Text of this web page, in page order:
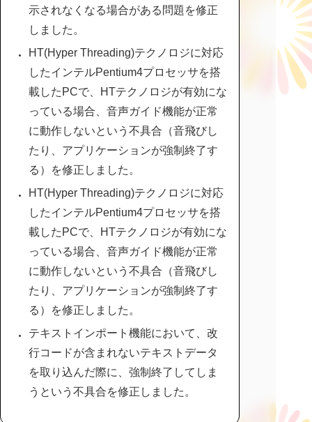
示されなくなる場合がある問題を修正
しました。
HT(Hyper Threading)テクノロジに対応
したインテルPentium4プロセッサを搭
載したPCで、HTテクノロジが有効にな
っている場合、音声ガイド機能が正常
に動作しないという不具合（音飛びし
たり、アプリケーションが強制終了す
る）を修正しました。
HT(Hyper Threading)テクノロジに対応
したインテルPentium4プロセッサを搭
載したPCで、HTテクノロジが有効にな
っている場合、音声ガイド機能が正常
に動作しないという不具合（音飛びし
たり、アプリケーションが強制終了す
る）を修正しました。
テキストインポート機能において、改
行コードが含まれないテキストデータ
を取り込んだ際に、強制終了してしま
うという不具合を修正しました。